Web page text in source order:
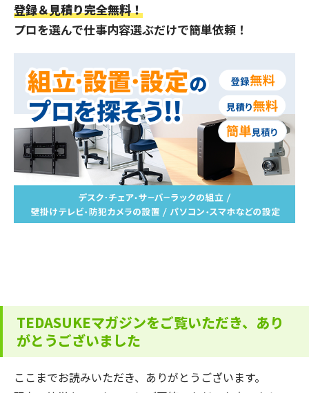
登録＆見積り完全無料！
プロを選んで仕事内容選ぶだけで簡単依頼！
TEDASUKEマガジンをご覧いただき、あり
がとうございました
ここまでお読みいただき、ありがとうございます。